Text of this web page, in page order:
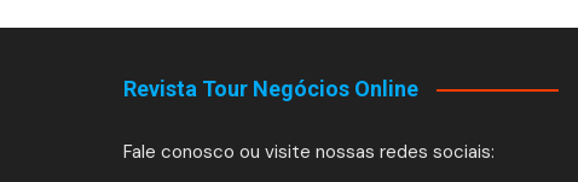
Revista Tour Negócios Online
Fale conosco ou visite nossas redes sociais: